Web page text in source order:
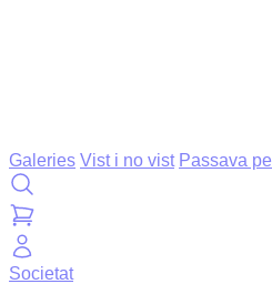
Galeries Vist i no vist Passava
Societat